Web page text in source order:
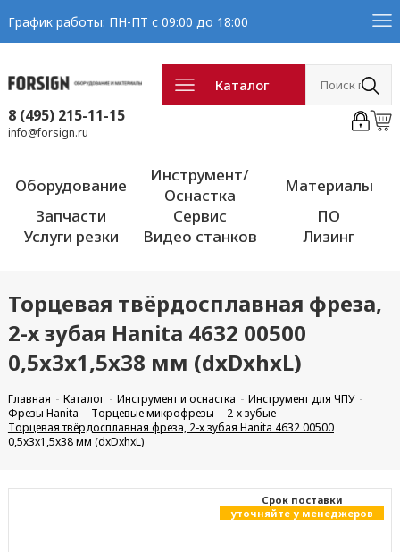
График работы: ПН-ПТ с 09:00 до 18:00
Каталог
8 (495) 215-11-15
info@forsign.ru
Оборудование
Инструмент/
Оснастка
Материалы
Запчасти
Сервис
ПО
Услуги резки
Видео станков Лизинг
Торцевая твёрдосплавная фреза,
2-х зубая Hanita 4632 00500
0,5x3x1,5x38 мм (dxDxhxL)
Главная Каталог Инструмент и оснастка
Инструмент для ЧПУ
Фрезы Hanita
Торцевые микрофрезы
2-х зубые
Торцевая твёрдосплавная фреза, 2-х зубая Hanita 4632 00500
0,5x3x1,5x38 мм (dxDxhxL)
Cрок поставки
уточняйте у менеджеров